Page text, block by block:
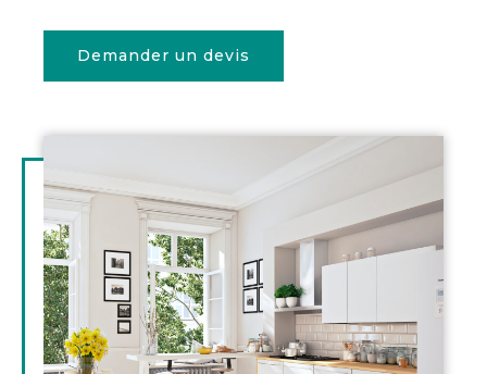
Demander un devis